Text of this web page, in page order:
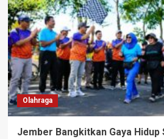
Terungkap
Cepat,
Polisi
Amankan
Pelaku
dalam
Hitungan
Jam
Olahraga
Jember Bangkitkan Gaya Hidup